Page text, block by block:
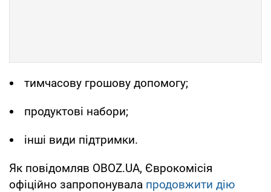
тимчасову грошову допомогу;
продуктові набори;
інші види підтримки.
Як повідомляв OBOZ.UA, Єврокомісія
офіційно запропонувала продовжити дію